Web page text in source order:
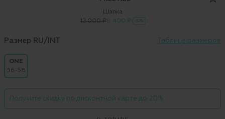
Шапка
12 000 ₽8 400 ₽ -30%
Размер RU/INT Таблица размеров
ONE
56-58
Получите скидку по дисконтной карте до 20%